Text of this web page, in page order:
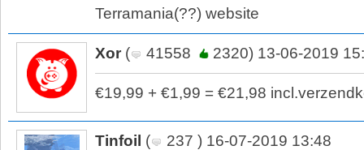
Terramania(??) website
Xor ( 41558 2320) 13-06-2019
€19,99 + €1,99 = €21,98
Tinfoil ( 237 ) 16-07-2019 13:48